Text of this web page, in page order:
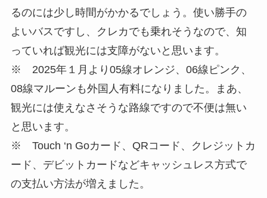
るのには少し時間がかかるでしょう。使い勝手の
よいバスですし、クレカでも乗れそうなので、知
っていれば観光には支障がないと思います。
※ 2025年１月より05線オレンジ、06線ピンク、
08線マルーンも外国人有料になりました。まあ、
観光には使えなさそうな路線ですので不便は無い
と思います。
※ Touch ‘n Goカード、QRコード、クレジットカ
ード、デビットカードなどキャッシュレス方式で
の支払い方法が増えました。